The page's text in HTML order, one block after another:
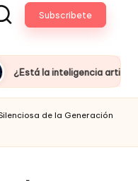
Subscribete
artificial robando
de la Generación